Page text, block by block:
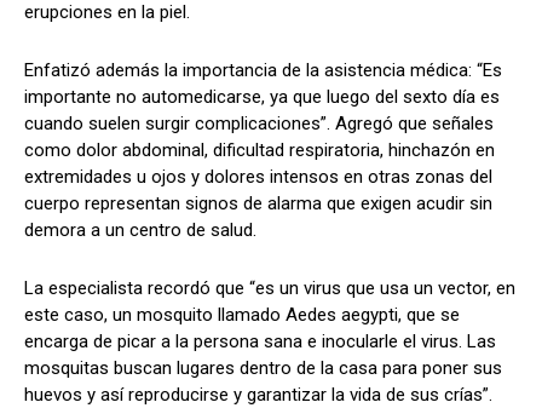
erupciones en la piel.
Enfatizó además la importancia de la asistencia médica: “Es
importante no automedicarse, ya que luego del sexto día es
cuando suelen surgir complicaciones”. Agregó que señales
como dolor abdominal, dificultad respiratoria, hinchazón en
extremidades u ojos y dolores intensos en otras zonas del
cuerpo representan signos de alarma que exigen acudir sin
demora a un centro de salud.
La especialista recordó que “es un virus que usa un vector, en
este caso, un mosquito llamado Aedes aegypti, que se
encarga de picar a la persona sana e inocularle el virus. Las
mosquitas buscan lugares dentro de la casa para poner sus
huevos y así reproducirse y garantizar la vida de sus crías”.